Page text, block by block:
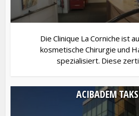
Die Clinique La Corniche ist
kosmetische Chirurgie und
spezialisiert. Diese
ACIBADEM